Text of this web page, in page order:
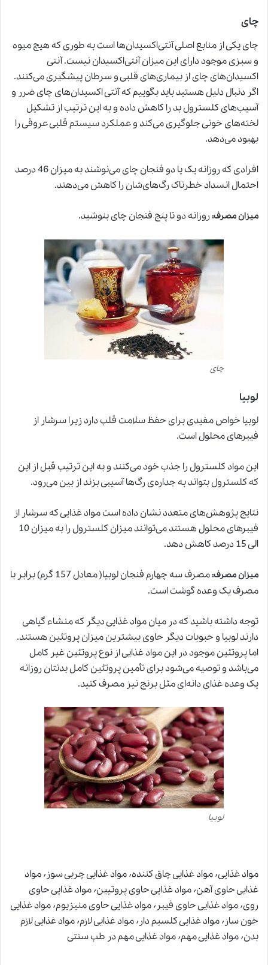
چای
چای یکی از منابع اصلی آنتی‌اکسیدان‌ها است به طوری که هیچ میوه
و سبزی موجود دارای این میزان آنتی‌اکسیدان نیست. آنتی
اکسیدان‌های چای از بیماری‌های قلبی و سرطان پیشگیری می‌کنند.
اگر دنبال دلیل هستید باید بگوییم که آنتی اکسیدان‌های چای ضرر و
آسیب‌های کلسترول بد را کاهش داده و به این ترتیب از تشکیل
لخته‌های خونی جلوگیری می‌کند و عملکرد سیستم قلبی عروقی را
بهبود می‌دهد.
افرادی که روزانه یک یا دو فنجان چای می‌نوشند به میزان 46 درصد
احتمال انسداد خطرناک رگ‌های‌شان را کاهش می‌دهند.
میزان مصرف:روزانه دو تا پنج فنجان چای بنوشید.
چای
لوبیا
لوبیا خواص مفیدی برای حفظ سلامت قلب دارد زیرا سرشار از
فیبرهای محلول است.
این مواد کلسترول را جذب خود می‌کنند و به این ترتیب قبل از این
که کلسترول بتواند به جداره‌ی رگ‌ها آسیبی بزند از بین می‌رود.
نتایج پژوهش‌های متعدد نشان داده است مواد غذایی که سرشار از
فیبرهای محلول هستند می‌توانند میزان کلسترول را به میزان 10
الی 15 درصد کاهش دهد.
میزان مصرف:
مصرف سه چهارم فنجان لوبیا( معادل 157 گرم) برابر با
مصرف یک وعده گوشت است.
توجه داشته باشید که در میان مواد غذایی دیگر که منشاء گیاهی
دارند لوبیا و حبوبات دیگر حاوی بیشترین میزان پروتئین هستند.
اما پروتئین موجود در این مواد غذایی از نوع پروتئین غیر کامل
می‌باشد و توصیه می‌شود برای تأمین پروتئین کامل بدنتان روزانه
یک وعده غذای دانه‌ای مثل برنج نیز مصرف کنید.
لوبیا
مواد غذایی٬ مواد غذایی چاق کننده٬ مواد غذایی چربی سوز٬ مواد
غذایی حاوی آهن٬ مواد غذایی حاوی پروتیین٬ مواد غذایی حاوی
روی٬ مواد غذایی حاوی فیبر٬ مواد غذایی حاوی منیزیوم٬ مواد غذایی
خون ساز٬ مواد غذایی کلسیم دار٬ مواد غذایی لازم٬ مواد غذایی لازم
بدن٬ مواد غذایی مهم٬ مواد غذایی مهم در طب سنتی